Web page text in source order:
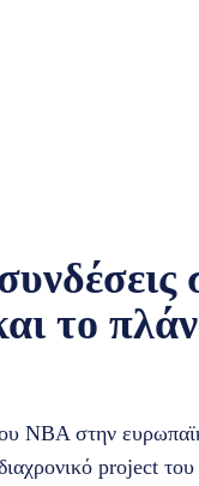
το
NBA στην
project